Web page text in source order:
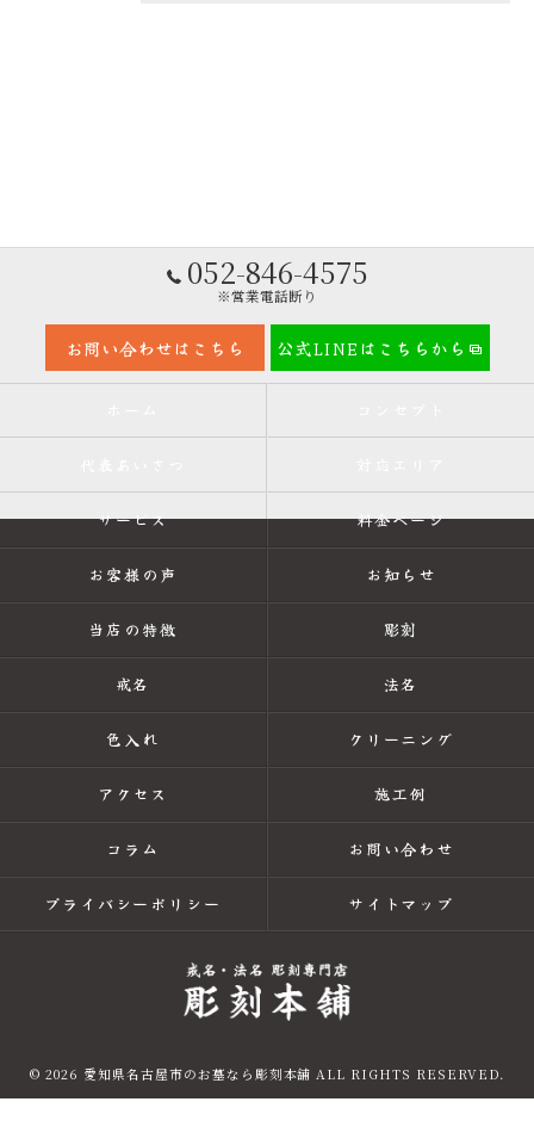
052-846-4575
※営業電話断り
お問い合わせはこちら 公式LINEはこちらから
サービス 料金ページ
お客様の声 お知らせ
当店の特徴 彫刻
戒名 法名
色入れ クリーニング
アクセス 施工例
コラム お問い合わせ
プライバシーポリシー サイトマップ
© 2026 愛知県名古屋市のお墓なら彫刻本舗 ALL RIGHTS RESERVED.